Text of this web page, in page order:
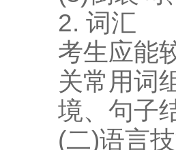
2. 词汇
考生应能
关常用词
境、句子
(二)语言